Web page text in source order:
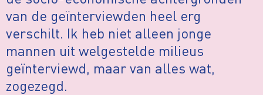
van de geïnterviewden heel erg
verschilt. Ik heb niet alleen jonge
mannen uit welgestelde milieus
geïnterviewd, maar van alles wat,
zogezegd.